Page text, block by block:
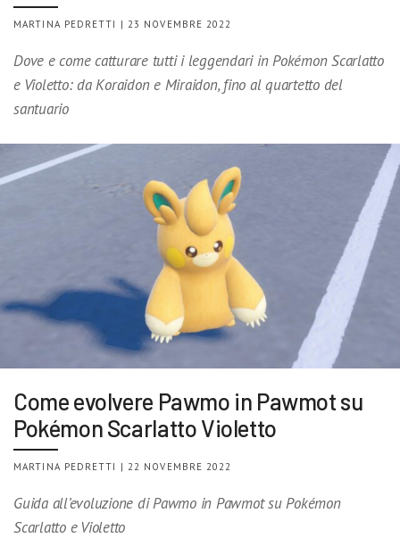
MARTINA PEDRETTI | 23 NOVEMBRE 2022
Dove e come catturare tutti i leggendari in Pokémon Scarlatto
e Violetto: da Koraidon e Miraidon, fino al quartetto del
santuario
Come evolvere Pawmo in Pawmot su
Pokémon Scarlatto Violetto
MARTINA PEDRETTI | 22 NOVEMBRE 2022
Guida all’evoluzione di Pawmo in Pawmot su Pokémon
Scarlatto e Violetto